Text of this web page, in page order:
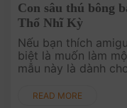
Con sâu thú bông
Thổ Nhĩ Kỳ
Nếu bạn thích
biệt là muốn làm
mẫu này là dành
READ MORE